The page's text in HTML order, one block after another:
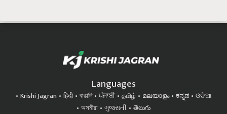
Languages
Krishi Jagran हिंदी বাঙালি ਪੰਜਾਬੀ தமிழ் മലയാളം ಕನ್ನಡ
ଓଡିଆ
অসমীয়া
ગુજરાતી తెలుగు